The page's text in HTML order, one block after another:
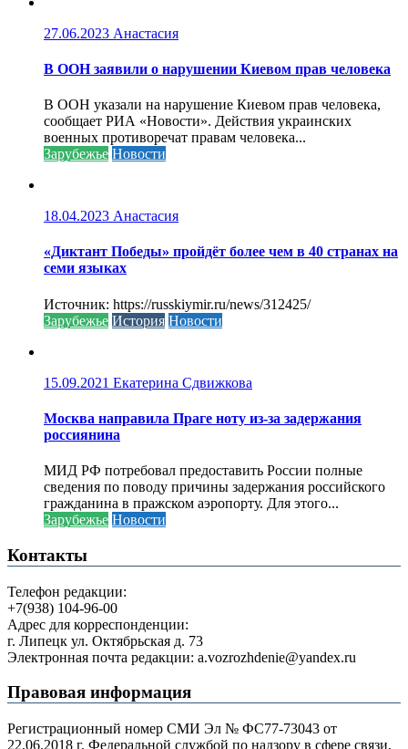
27.06.2023 Анастасия
В ООН заявили о нарушении Киевом прав человека
В ООН указали на нарушение Киевом прав человека,
сообщает РИА «Новости». Действия украинских
военных противоречат правам человека...
Зарубежье Новости
18.04.2023 Анастасия
«Диктант Победы» пройдёт более чем в 40 странах на
семи языках
Источник: https://russkiymir.ru/news/312425/
Зарубежье История Новости
15.09.2021 Екатерина Сдвижкова
Москва направила Праге ноту из-за задержания
россиянина
МИД РФ потребовал предоставить России полные
сведения по поводу причины задержания российского
гражданина в пражском аэропорту. Для этого...
Зарубежье Новости
Контакты
Телефон редакции:
+7(938) 104-96-00
Адрес для корреспонденции:
г. Липецк ул. Октябрьская д. 73
Электронная почта редакции: a.vozrozhdenie@yandex.ru
Правовая информация
Регистрационный номер СМИ Эл № ФС77-73043 от
22.06.2018 г. Федеральной службой по надзору в сфере связи,